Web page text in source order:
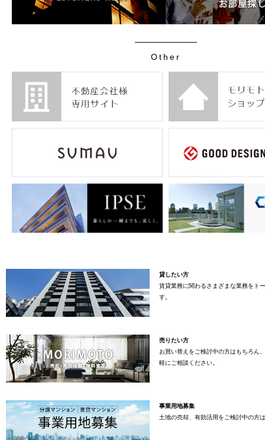
Other
貸したい方
賃貸業務に関わるさまざまな業務をト
す。
売りたい方
お買い替えをご検討中の方はもちろん
軽にご相談ください。
事業用地募集
土地の売却、有効活用をご検討中の方